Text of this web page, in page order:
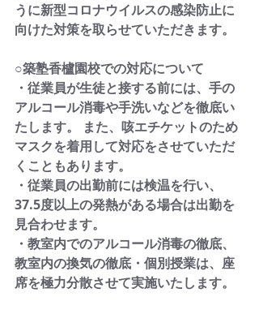
うに新型コロナウイルスの感染防止に
向けた対策を取らせていただきます。
○築塾香櫨園校での対応について
・従業員が生徒と接する前には、手の
アルコール消毒や手洗いなどを徹底い
たします。 また、咳エチケットのため
マスクを着用して対応をさせていただ
くこともあります。
・従業員の出勤前には検温を行い、
37.5度以上の発熱がある場合は出勤を
見合わせます。
・教室内でのアルコール消毒の徹底、
教室内の換気の徹底・個別授業は、座
席を極力分散させて実施いたします。